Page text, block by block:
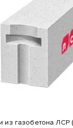
из газобетона ЛСР